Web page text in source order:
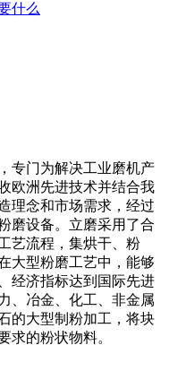
什么
专门为解决工业磨机产
欧洲先进技术并结合我
理念和市场需求，经过
磨设备。立磨采用了合
艺流程，集烘干、粉
大型粉磨工艺中，能够
经济指标达到国际先进
、冶金、化工、非金属
的大型制粉加工，将块
求的粉状物料。